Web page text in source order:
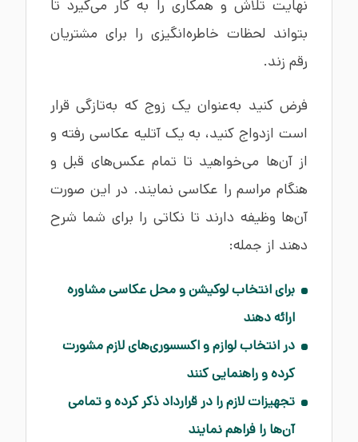
نهایت تلاش و همکاری را به کار می‌گیرد تا
بتواند لحظات خاطره‌انگیزی را برای مشتریان
رقم زند.
فرض کنید به‌عنوان یک زوج که به‌تازگی قرار
است ازدواج کنید، به یک آتلیه عکاسی رفته و
از آن‌ها می‌خواهید تا تمام عکس‌های قبل و
هنگام مراسم را عکاسی نمایند. در این صورت
آن‌ها وظیفه دارند تا نکاتی را برای شما شرح
دهند از جمله:
برای انتخاب لوکیشن و محل عکاسی مشاوره
ارائه دهند
در انتخاب لوازم و اکسسوری‌های لازم مشورت
کرده و راهنمایی کنند
تجهیزات لازم را در قرارداد ذکر کرده و تمامی
آن‌ها را فراهم نمایند